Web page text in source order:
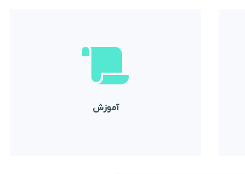
آموزش
آموزش
به هنگام نصب، تمام آموزشهای لازم در خصوص
دستگاهها توسط مهندسین مجرب به مشتریان
عزیز ارائه می گردد